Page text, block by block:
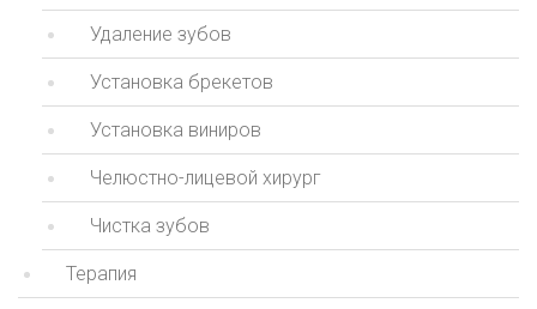
Удаление зубов
Установка брекетов
Установка виниров
Челюстно-лицевой хирург
Чистка зубов
Терапия